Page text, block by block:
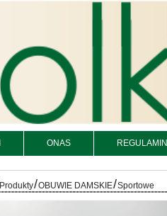
ONAS REGULAMIN
Produkty/OBUWIE DAMSKIE/Sportowe